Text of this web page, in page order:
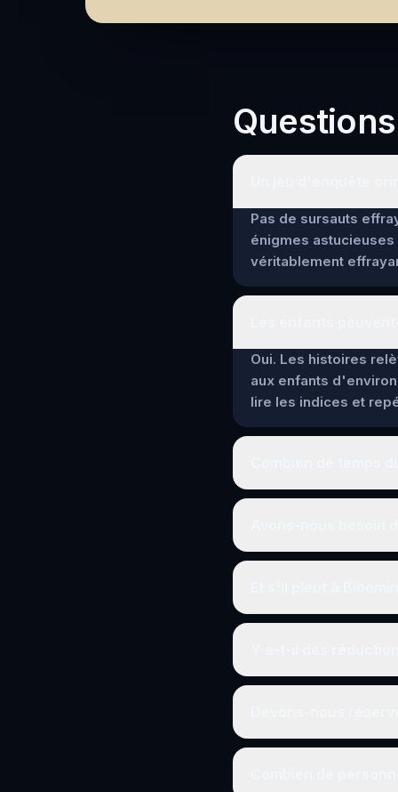
Pas de sursauts
énigmes
véritablement
Oui. Les histoires
aux enfants
lire les indices et